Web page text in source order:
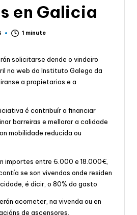
en Galicia
1 minute
solicitarse dende o vindeiro
na web do Instituto Galego da
a propietarios e a
é contribuír a financiar
barreiras e mellorar a calidade
mobilidade reducida ou
importes entre 6.000 e 18.000€,
se son vivendas onde residen
é dicir, o 80% do gasto
acometer, na vivenda ou en
de ascensores,